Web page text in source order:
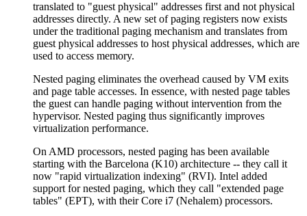
translated to "guest physical" addresses first and not physical
addresses directly. A new set of paging registers now exists
under the traditional paging mechanism and translates from
guest physical addresses to host physical addresses, which are
used to access memory.
Nested paging eliminates the overhead caused by VM exits
and page table accesses. In essence, with nested page tables
the guest can handle paging without intervention from the
hypervisor. Nested paging thus significantly improves
virtualization performance.
On AMD processors, nested paging has been available
starting with the Barcelona (K10) architecture -- they call it
now "rapid virtualization indexing" (RVI). Intel added
support for nested paging, which they call "extended page
tables" (EPT), with their Core i7 (Nehalem) processors.